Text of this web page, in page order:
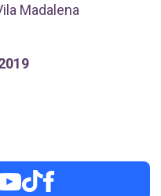
Madalena